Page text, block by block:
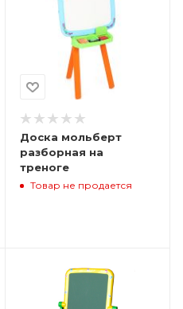
Доска мольберт
разборная на
треноге
Товар не продается